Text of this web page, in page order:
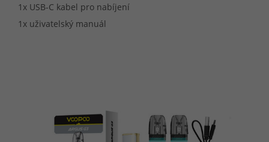
1x USB-C kabel pro nabíjení
1x uživatelský manuál